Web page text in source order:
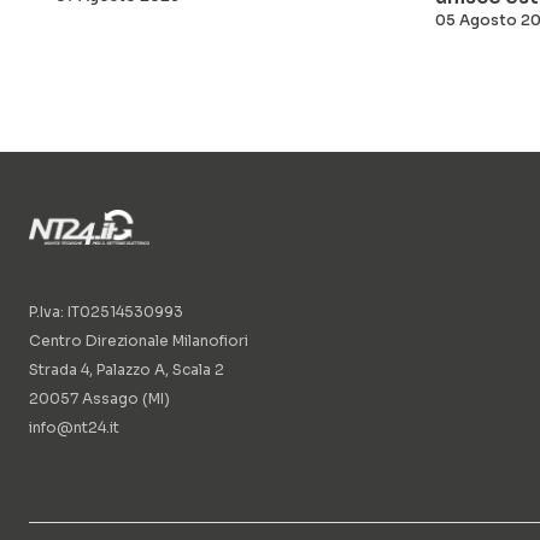
05 Agosto
P.Iva: IT02514530993
Centro Direzionale Milanofiori
Strada 4, Palazzo A, Scala 2
20057 Assago (MI)
info@nt24.it